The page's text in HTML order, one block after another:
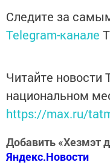
Следите за
Telegram-канале
Читайте новости
национальном
https://max.ru/
Добавить «Хезмэт
Яндекс.Новости